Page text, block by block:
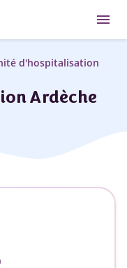
menu
d'hospitalisation
Ardèche